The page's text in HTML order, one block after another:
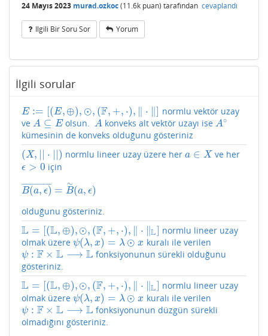
24 Mayıs 2023 murad.ozkoc(11.6k puan) tarafından cevaplandı
Ilgili Bir Soru Sor Yorum
İlgili sorular
E := [(E,⊕), ⊙, (F, +, ⋅), ⋅ ]
E:=[(E ⊕),⊙, (F,+,⋅ ),‖⋅‖ ]
normlu vektör uzay
ve A ⊆ E
A⊆E olsun.A
A konveks alt vektör uzayı ise A∘
A∘
kümesinin de konveks olduğunu gösteriniz
(X, ⋅ )
(X,|| | normlu lineer uzay üzere hera ∈ X
a∈X ve her
ϵ > 0
ϵ>0 için
B(a, ϵ)
¯ ¯
¯¯¯¯¯¯¯¯¯¯¯¯ = B
∼
(a, ϵ)
B(a ,ϵ) ¯=B ∼(a,ϵ)
olduğunu gösteriniz.
L = [(L, ⊕),⊙, (F, +, ⋅), ∥ ⋅ ∥L]
L= [(L ⊕),⊙ (F,+, ),‖⋅ ‖L]
normlu lineer uzay
olmak üzere ψ(λ, x) = λ ⊙ x
ψ(λ,x =λ ⊙x kuralı ile verilen
ψ : F × L ⟶ L
ψ F ×L ⟶ L
fonksiyonunun sürekli olduğunu
gösteriniz.
L = [(L, ⊕),⊙, (F, +, ⋅), ⋅ ∥L]
L= [(L ⊕),⊙ (F,+, ),‖⋅ ‖L]
normlu lineer uzay
olmak üzere ψ(λ, x) = λ ⊙ x
ψ(λ,x =λ ⊙x kuralı ile verilen
ψ : F × L ⟶ L
ψ F ×L ⟶ L
fonksiyonunun düzgün sürekli
olmadığını gösteriniz.